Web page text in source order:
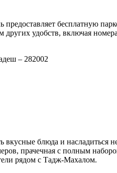
бесплатную
удобств, включая
– 282002
блюда и насладиться
прачечная с полным
рядом с Тадж-Махалом.